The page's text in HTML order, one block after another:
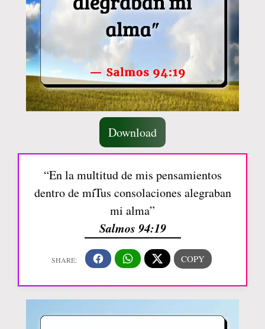
Download
“En la multitud de mis pensamientos
dentro de míTus consolaciones alegraban
mi alma”
Salmos 94:19